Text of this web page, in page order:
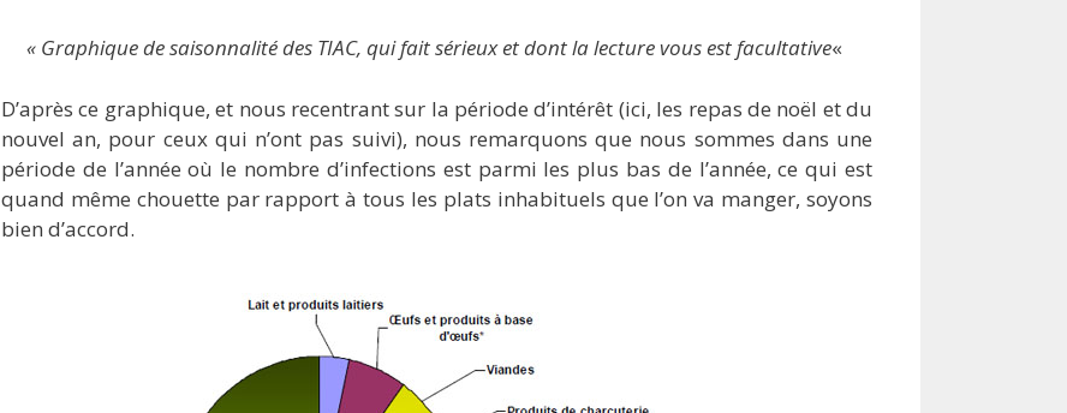
« Graphique de saisonnalité des TIAC, qui fait sérieux et dont la lecture vous est facultative«
D’après ce graphique, et nous recentrant sur la période d’intérêt (ici, les repas de noël et du
nouvel an, pour ceux qui n’ont pas suivi), nous remarquons que nous sommes dans une
période de l’année où le nombre d’infections est parmi les plus bas de l’année, ce qui est
quand même chouette par rapport à tous les plats inhabituels que l’on va manger, soyons
bien d’accord.